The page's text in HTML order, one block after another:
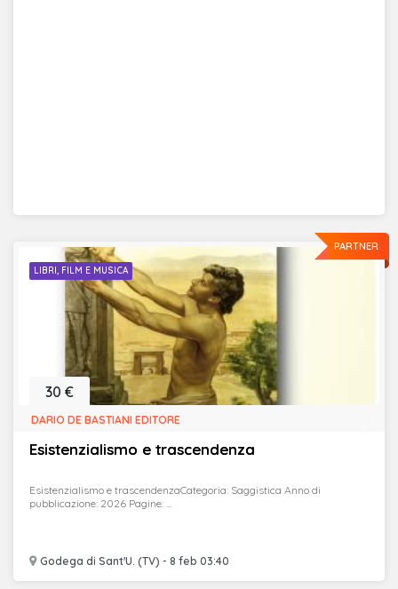
PARTNER
LIBRI, FILM E MUSICA
Esistenzialismo e trascendenza
Godega di Sant'U. (TV) - 8 feb 03:40
30 €
DARIO DE BASTIANI EDITORE
Esistenzialismo e trascendenzaCategoria: Saggistica Anno di
pubblicazione: 2026 Pagine: ...